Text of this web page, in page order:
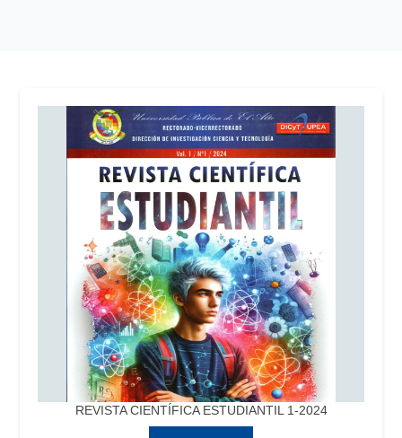
REVISTA CIENTÍFICA ESTUDIANTIL 1-2024